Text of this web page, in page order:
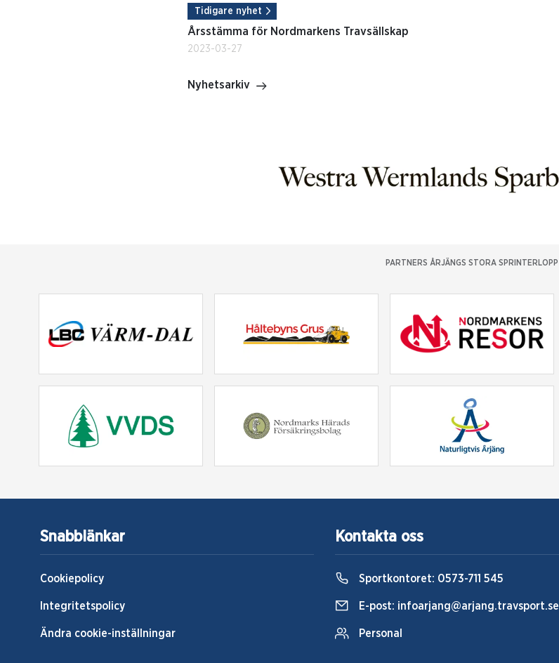
Tidigare nyhet
Årsstämma för Nordmarkens Travsällskap
2023-03-27
Nyhetsarkiv
PARTNERS ÅRJÄNGS STORA SPRINTERLOPP
Snabblänkar
Cookiepolicy
Integritetspolicy
Ändra cookie-inställningar
Kontakta oss
Sportkontoret: 0573-711 545
E-post: infoarjang@arjang.travsport.se
Personal